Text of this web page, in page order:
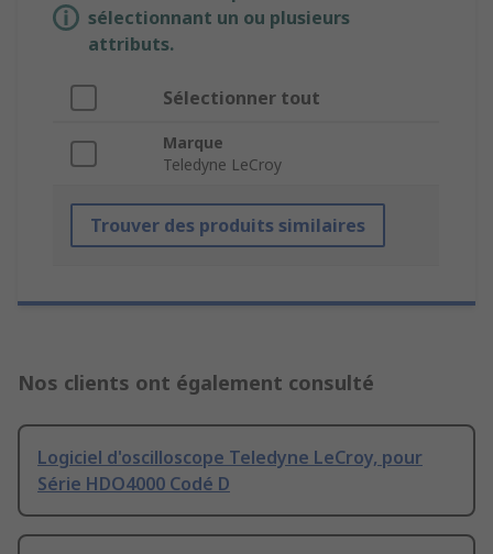
sélectionnant un ou plusieurs
attributs.
Sélectionner tout
Marque
Teledyne LeCroy
Trouver des produits similaires
Nos clients ont également consulté
Logiciel d'oscilloscope Teledyne LeCroy, pour
Série HDO4000 Codé D